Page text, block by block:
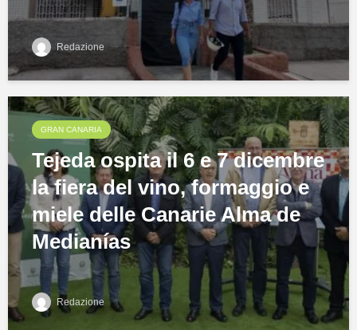
Redazione
GRAN CANARIA
Tejeda ospita il 6 e 7 dicembre
la fiera del vino, formaggio e
miele delle Canarie Alma de
Medianías
Redazione